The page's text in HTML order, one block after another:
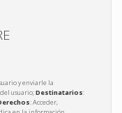
y enviarle la
usuario;Destinatarios:
: Acceder,